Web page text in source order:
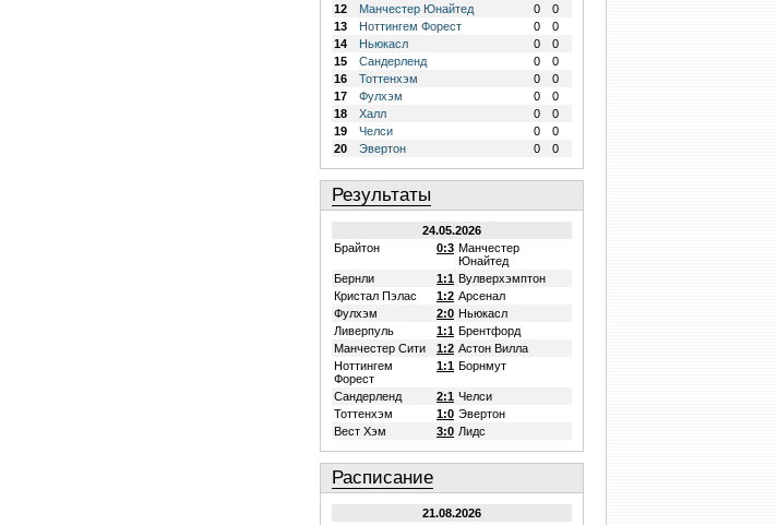
12
Манчестер Юнайтед 0
0
13
Ноттингем Форест 0
0
14
Ньюкасл 0
0
15
Сандерленд 0
0
16
Тоттенхэм 0
0
17
Фулхэм 0
0
18
Халл 0
0
19
Челси 0
0
20
Эвертон 0 0
Результаты
24.05.2026
Брайтон
0:3 Манчестер
Юнайтед
Бернли
1:1 Вулверхэмптон
Кристал Пэлас
1:2 Арсенал
Фулхэм
2:0 Ньюкасл
Ливерпуль
1:1 Брентфорд
Манчестер Сити
1:2 Астон Вилла
Ноттингем
Форест
1:1 Борнмут
Сандерленд 2:1 Челси
Тоттенхэм
1:0 Эвертон
Вест Хэм
3:0 Лидс
Расписание
21.08.2026